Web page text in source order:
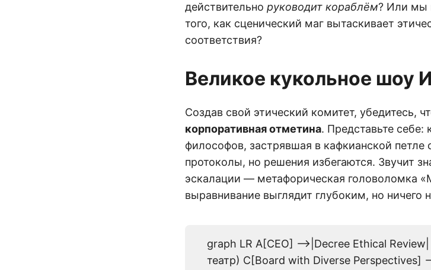
действительно руководит кораблём? Или мы
того, как сценический маг вытаскивает
соответствия?
Великое кукольное шоу
Создав свой этический комитет, убедитесь,
корпоративная отметина. Представьте
философов, застрявшая в кафкианской петле
протоколы, но решения избегаются. Звучит
эскалации — метафорическая головоломка
выравнивание выглядит глубоким, но ничего
graph LR A[CEO] -->|Decree Ethical
театр) C[Board with Diverse Perspectives]